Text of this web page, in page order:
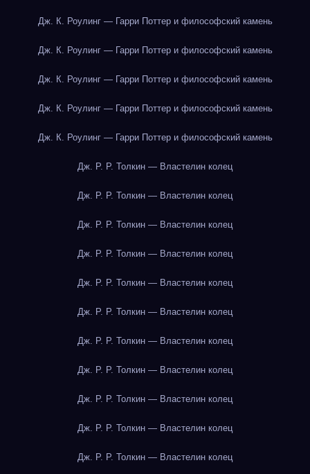
Дж. К. Роулинг — Гарри Поттер и философский камень
Дж. К. Роулинг — Гарри Поттер и философский камень
Дж. К. Роулинг — Гарри Поттер и философский камень
Дж. К. Роулинг — Гарри Поттер и философский камень
Дж. К. Роулинг — Гарри Поттер и философский камень
Дж. Р. Р. Толкин — Властелин колец
Дж. Р. Р. Толкин — Властелин колец
Дж. Р. Р. Толкин — Властелин колец
Дж. Р. Р. Толкин — Властелин колец
Дж. Р. Р. Толкин — Властелин колец
Дж. Р. Р. Толкин — Властелин колец
Дж. Р. Р. Толкин — Властелин колец
Дж. Р. Р. Толкин — Властелин колец
Дж. Р. Р. Толкин — Властелин колец
Дж. Р. Р. Толкин — Властелин колец
Дж. Р. Р. Толкин — Властелин колец